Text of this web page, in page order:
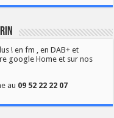
! en fm , en DAB+ et
google Home et sur nos
au 09 52 22 22 07